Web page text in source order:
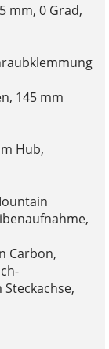
mm, 0 Grad,
145 mm
Hub,
Carbon,